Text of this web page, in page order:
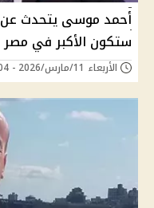
أحمد موسى يتحدث عن
ستكون الأكبر في مصر
الأربعاء 11/مارس/2026 - 01:04 ص